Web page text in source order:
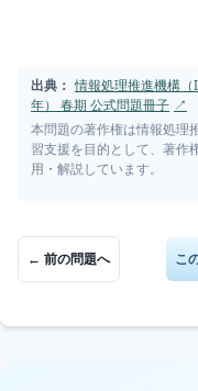
出典： 情報処理推進機構
年） 春期 公式問題冊子 ↗
本問題の著作権は情報処理
習支援を目的として、著作
用・解説しています。
← 前の問題へ こ